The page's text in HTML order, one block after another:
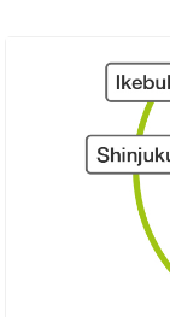
海洋观海景大饭店
度假区玩具总动员饭